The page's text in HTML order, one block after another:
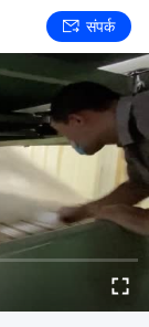
संपर्क